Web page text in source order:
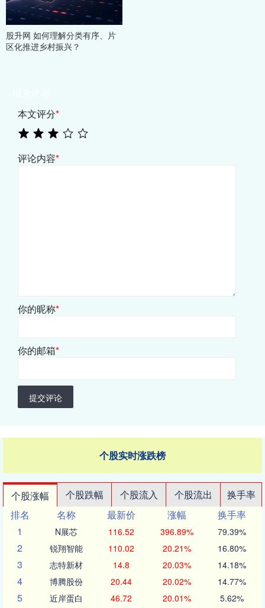
股升网 如何理解分类有序、片
区化推进乡村振兴？
本文评分*
评论内容*
你的昵称*
你的邮箱*
提交评论
个股实时涨跌榜
个股涨幅 个股跌幅 个股流入 个股流出
换手率
排名
名称 最新价 涨幅
换手率
1
N展芯 116.52 396.89% 79.39%
2 锐翔智能 110.02 20.21% 16.80%
3 志特新材 14.8 20.03% 14.18%
4 博腾股份 20.44 20.02% 14.77%
5 近岸蛋白 46.72 20.01% 5.62%